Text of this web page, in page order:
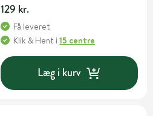
129 kr.
Få leveret
Klik & Hent i15 centre
Læg i kurv